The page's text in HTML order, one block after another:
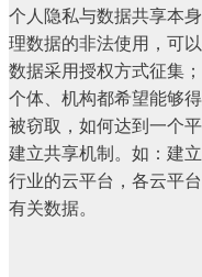
个人隐私与数据共享本
理数据的非法使用，可
数据采用授权方式征集
个体、机构都希望能够
被窃取，如何达到一个
建立共享机制。如：建
行业的云平台，各云平
有关数据。